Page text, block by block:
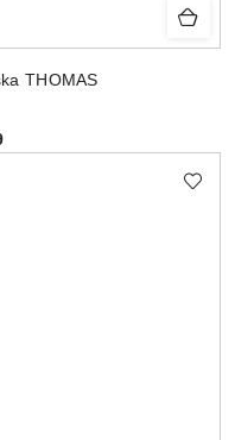
THOMAS